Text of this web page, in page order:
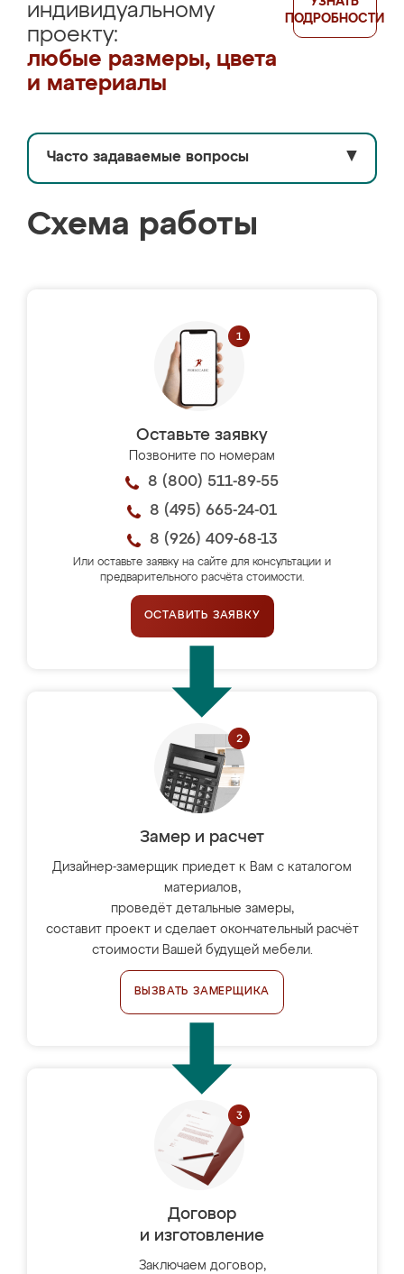
индивидуальному
проекту:
любые размеры, цвета
и материалы
ПОДРОБНОСТИ
Часто задаваемые вопросы ▼
Схема работы
Оставьте заявку
Позвоните по номерам
8 (800) 511-89-55
8 (495) 665-24-01
8 (926) 409-68-13
Или оставьте заявку на сайте для консультации и
предварительного расчёта стоимости.
ОСТАВИТЬ ЗАЯВКУ
Замер и расчет
Дизайнер-замерщик приедет к Вам с каталогом
материалов,
проведёт детальные замеры,
составит проект и сделает окончательный расчёт
стоимости Вашей будущей мебели.
ВЫЗВАТЬ ЗАМЕРЩИКА
Договор
и изготовление
Заключаем договор,